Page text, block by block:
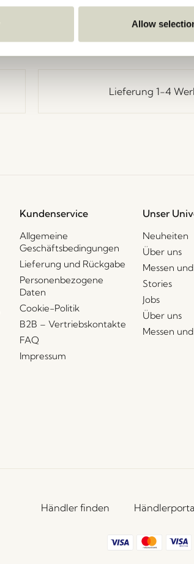
Allow
Lieferung 1-4
Kundenservice
Allgemeine
Geschäftsbedingungen
Lieferung und Rückgabe
Personenbezogene
Daten
Cookie-Politik
B2B – Vertriebskontakte
FAQ
Impressum
Unser
Neuheiten
Über uns
Messen
Stories
Jobs
Über uns
Messen
Händler finden